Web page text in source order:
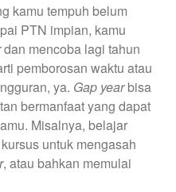
kamu tempuh belum
PTN impian, kamu
dan mencoba lagi tahun
pemborosan waktu atau
ya. Gap yearbisa
bermanfaat yang dapat
Misalnya, belajar
untuk mengasah
, atau bahkan memulai